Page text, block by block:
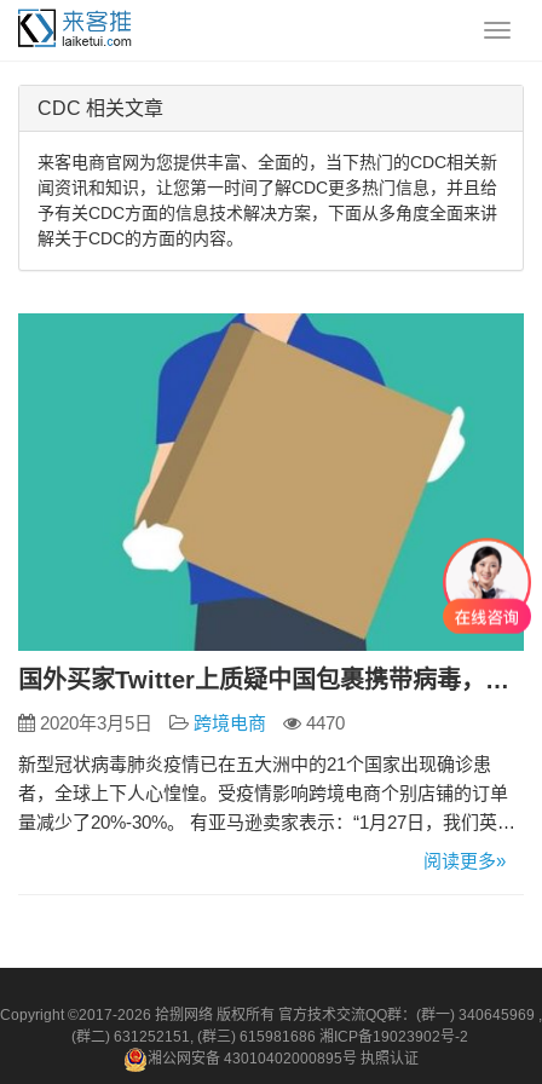
CDC 相关文章
来客电商官网为您提供丰富、全面的，当下热门的CDC相关新
闻资讯和知识，让您第一时间了解CDC更多热门信息，并且给
予有关CDC方面的信息技术解决方案，下面从多角度全面来讲
解关于CDC的方面的内容。
国外买家Twitter上质疑中国包裹携带病毒，卖家如何应对？
2020年3月5日 跨境电商
4470
新型冠状病毒肺炎疫情已在五大洲中的21个国家出现确诊患
者，全球上下人心惶惶。受疫情影响跨境电商个别店铺的订单
量减少了20%-30%。 有亚马逊卖家表示：“1月27日，我们英国
的客户以中国商品有潜在病毒风险为由要求我们退货、退款，
么面…
阅读更多»
Copyright ©2017-2026 拾捌网络 版权所有 官方技术交流QQ群：(群一) 340645969 ,
(群二) 631252151, (群三) 615981686 湘ICP备19023902号-2
湘公网安备 43010402000895号 执照认证